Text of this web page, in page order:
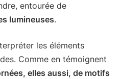
entourée de
lumineuses.
les éléments
Comme en témoignent
elles aussi, de motifs